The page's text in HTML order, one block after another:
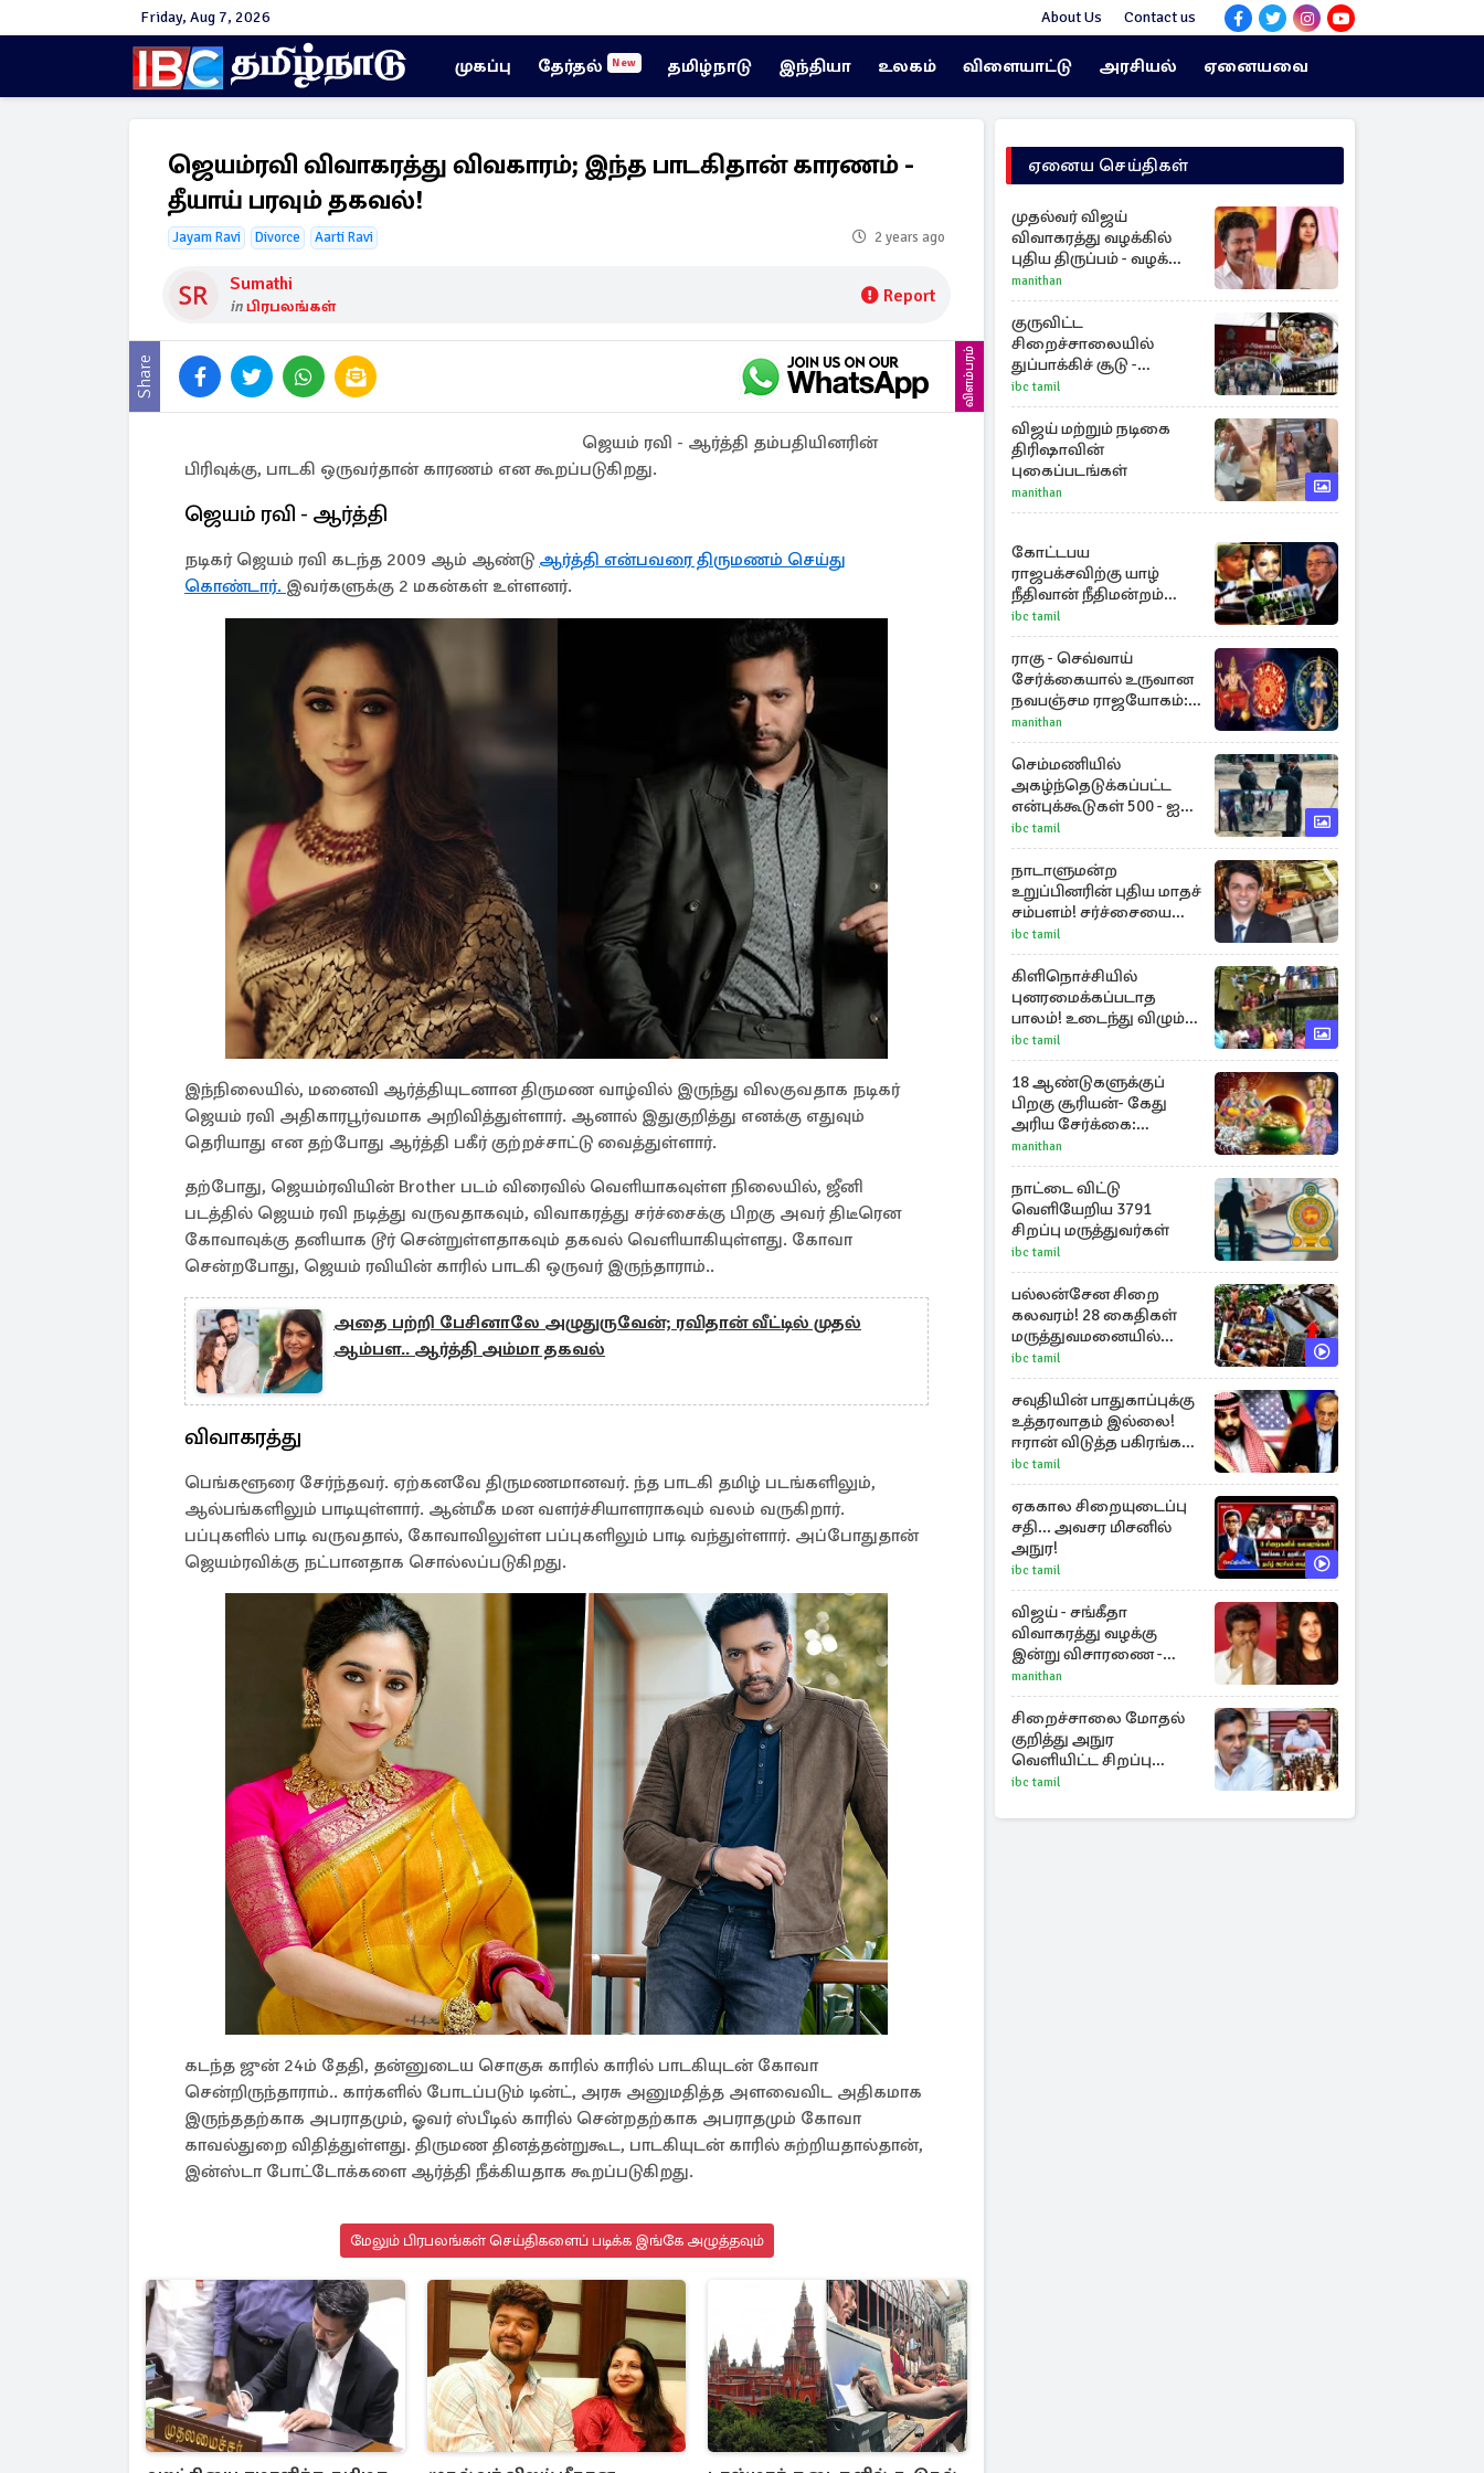
Friday, Aug 7, 2026 About Us Contact us
முகப்பு தேர்தல் New தமிழ்நாடு இந்தியா உலகம் விளையாட்டு அரசியல் ஏனையவை
ஜெயம்ரவி விவாகரத்து விவகாரம்; இந்த பாடகிதான் காரணம் -
தீயாய் பரவும் தகவல்!
Jayam Ravi Divorce Aarti Ravi 2 years ago
Sumathi
inபிரபலங்கள் Report
Share விளம்பரம்
ஜெயம் ரவி - ஆர்த்தி தம்பதியினரின்
பிரிவுக்கு, பாடகி ஒருவர்தான் காரணம் என கூறப்படுகிறது.
ஜெயம் ரவி - ஆர்த்தி
நடிகர் ஜெயம் ரவி கடந்த 2009 ஆம் ஆண்டு ஆர்த்தி என்பவரை திருமணம் செய்து
கொண்டார். இவர்களுக்கு 2 மகன்கள் உள்ளனர்.
இந்நிலையில், மனைவி ஆர்த்தியுடனான திருமண வாழ்வில் இருந்து விலகுவதாக நடிகர்
ஜெயம் ரவி அதிகாரபூர்வமாக அறிவித்துள்ளார். ஆனால் இதுகுறித்து எனக்கு எதுவும்
தெரியாது என தற்போது ஆர்த்தி பகீர் குற்றச்சாட்டு வைத்துள்ளார்.
தற்போது, ஜெயம்ரவியின் Brother படம் விரைவில் வெளியாகவுள்ள நிலையில், ஜீனி
படத்தில் ஜெயம் ரவி நடித்து வருவதாகவும், விவாகரத்து சர்ச்சைக்கு பிறகு அவர் திடீரென
கோவாவுக்கு தனியாக டூர் சென்றுள்ளதாகவும் தகவல் வெளியாகியுள்ளது. கோவா
சென்றபோது, ஜெயம் ரவியின் காரில் பாடகி ஒருவர் இருந்தாராம்..
அதை பற்றி பேசினாலே அழுதுருவேன்; ரவிதான் வீட்டில் முதல்
ஆம்பள.. ஆர்த்தி அம்மா தகவல்
விவாகரத்து
பெங்களூரை சேர்ந்தவர். ஏற்கனவே திருமணமானவர். ந்த பாடகி தமிழ் படங்களிலும்,
ஆல்பங்களிலும் பாடியுள்ளார். ஆன்மீக மன வளர்ச்சியாளராகவும் வலம் வருகிறார்.
பப்புகளில் பாடி வருவதால், கோவாவிலுள்ள பப்புகளிலும் பாடி வந்துள்ளார். அப்போதுதான்
ஜெயம்ரவிக்கு நட்பானதாக சொல்லப்படுகிறது.
கடந்த ஜுன் 24ம் தேதி, தன்னுடைய சொகுசு காரில் காரில் பாடகியுடன் கோவா
சென்றிருந்தாராம்.. கார்களில் போடப்படும் டின்ட், அரசு அனுமதித்த அளவைவிட அதிகமாக
இருந்ததற்காக அபராதமும், ஓவர் ஸ்பீடில் காரில் சென்றதற்காக அபராதமும் கோவா
காவல்துறை விதித்துள்ளது. திருமண தினத்தன்றுகூட, பாடகியுடன் காரில் சுற்றியதால்தான்,
இன்ஸ்டா போட்டோக்களை ஆர்த்தி நீக்கியதாக கூறப்படுகிறது.
மேலும் பிரபலங்கள் செய்திகளைப் படிக்க இங்கே அழுத்தவும்
ஏனைய செய்திகள்
முதல்வர் விஜய்
விவாகரத்து வழக்கில்
புதிய திருப்பம் - வழக்கை
வாபஸ் பெற்ற சங்கீதா!
manithan
குருவிட்ட
சிறைச்சாலையில்
துப்பாக்கிச் சூடு -
நீதியமைச்சரின்
அறிவிப்பு
ibc tamil
விஜய் மற்றும் நடிகை
திரிஷாவின்
புகைப்படங்கள்
manithan
கோட்டபய
ராஜபக்சவிற்கு யாழ்
நீதிவான் நீதிமன்றம்
பிறப்பித்த விசேட
உத்தரவு!
ibc tamil
ராகு - செவ்வாய்
சேர்க்கையால் உருவான
நவபஞ்சம ராஜயோகம்:
அதிர்ஷ்டம் பெறும் 3
ராசிகள்!
manithan
செம்மணியில்
அகழ்ந்தெடுக்கப்பட்ட
என்புக்கூடுகள் 500 - ஐ
தாண்டியது
ibc tamil
நாடாளுமன்ற
உறுப்பினரின் புதிய மாதச்
சம்பளம்! சர்ச்சையை
கிளப்பிய அர்ச்சுனாவின்
அறிக்கை
ibc tamil
கிளிநொச்சியில்
புனரமைக்கப்படாத
பாலம்! உடைந்து விழும்
நிலையில் மக்கள்
போராட்டம்
ibc tamil
18 ஆண்டுகளுக்குப்
பிறகு சூரியன்- கேது
அரிய சேர்க்கை:
அதிர்ஷ்டம் பெறும் 3
ராசிகள்!
manithan
நாட்டை விட்டு
வெளியேறிய 3791
சிறப்பு மருத்துவர்கள்
ibc tamil
பல்லன்சேன சிறை
கலவரம்! 28 கைதிகள்
மருத்துவமனையில்
அனுமதி
ibc tamil
சவுதியின் பாதுகாப்புக்கு
உத்தரவாதம் இல்லை!
ஈரான் விடுத்த பகிரங்க
எச்சரிக்கை
ibc tamil
ஏககால சிறையுடைப்பு
சதி... அவசர மிசனில்
அநுர!
ibc tamil
விஜய் - சங்கீதா
விவாகரத்து வழக்கு
இன்று விசாரணை -
காணொளி மூலம்
ஆஜராக வாய்ப்பு
manithan
சிறைச்சாலை மோதல்
குறித்து அநுர
வெளியிட்ட சிறப்பு
அறிக்கை
ibc tamil